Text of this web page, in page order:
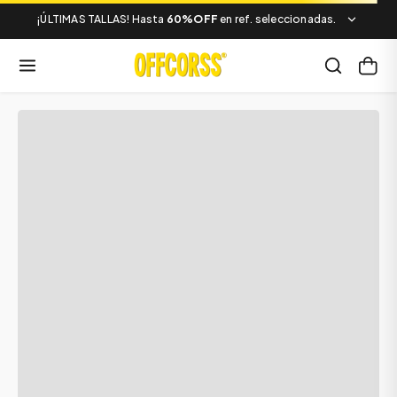
¡ÚLTIMAS TALLAS! Hasta 60%OFF en ref. seleccionadas.